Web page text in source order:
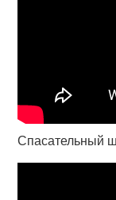
Спасательный